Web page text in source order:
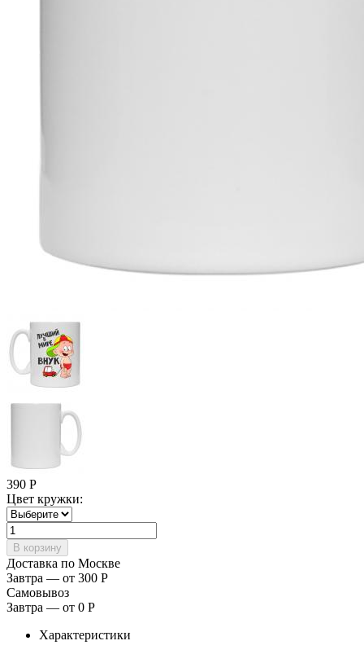
390 Р
Цвет кружки:
Доставка по Москве
Завтра — от 300 Р
Самовывоз
Завтра — от 0 Р
Характеристики